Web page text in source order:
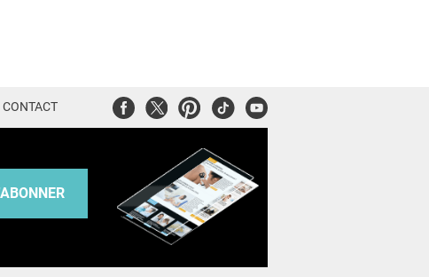
CONTACT FacebookTwitterPinterest
TiktokYoutube